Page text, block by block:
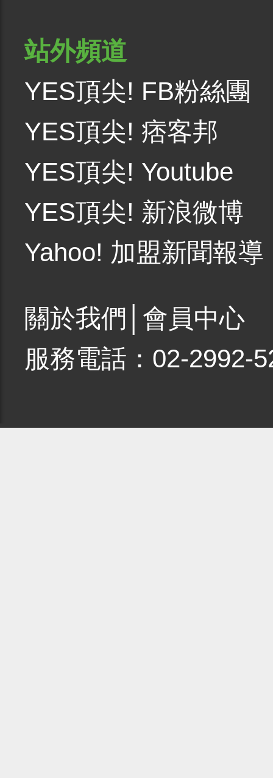
站外頻道
YES頂尖! FB粉絲團
YES頂尖! 痞客邦
YES頂尖! Youtube
YES頂尖! 新浪微博
Yahoo! 加盟新聞報導
關於我們
會員中心
服務電話：02-2992-